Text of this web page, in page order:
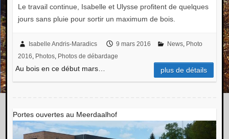
Le travail continue, Isabelle et Ulysse profitent de quelques
jours sans pluie pour sortir un maximum de bois.
Isabelle Andris-Maradics 9 mars 2016 News, Photo
2016 Photos, Photos de débardage
Au bois en ce début mars… plus de détails
Portes ouvertes au Meerdaalhof